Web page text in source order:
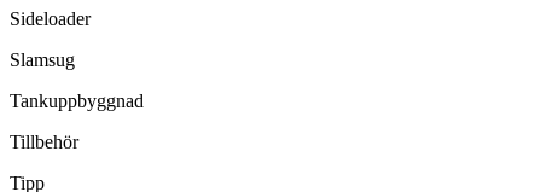
Sideloader
Slamsug
Tankuppbyggnad
Tillbehör
Tipp